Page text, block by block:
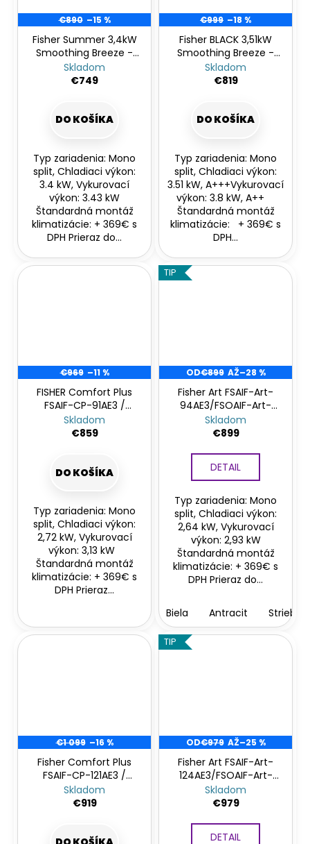
€890 –15 %
Fisher Summer 3,4kW
Smoothing Breeze -
bezprievanová
Skladom
€749
DO KOŠÍKA
Typ zariadenia: Mono
split, Chladiaci výkon:
3.4 kW, Vykurovací
výkon: 3.43 kW
Štandardná montáž
klimatizácie: + 369€ s
DPH Prieraz do...
€999 –18 %
Fisher BLACK 3,51kW
Smoothing Breeze -
bezprievanová
Skladom
€819
DO KOŠÍKA
Typ zariadenia: Mono
split, Chladiaci výkon:
3.51 kW, A+++Vykurovací
výkon: 3.8 kW, A++
Štandardná montáž
klimatizácie: + 369€ s
DPH...
€969 –11 %
FISHER Comfort Plus
FSAIF-CP-91AE3 /
FSOAIF-CP-91AE3
Skladom
€859
DO KOŠÍKA
Typ zariadenia: Mono
split, Chladiaci výkon:
2,72 kW, Vykurovací
výkon: 3,13 kW
Štandardná montáž
klimatizácie: + 369€ s
DPH Prieraz...
TIP
OD€899 AŽ–28 %
Fisher Art FSAIF-Art-
94AE3/FSOAIF-Art-
94AE3
Skladom
€899
DETAIL
Typ zariadenia: Mono
split, Chladiaci výkon:
2,64 kW, Vykurovací
výkon: 2,93 kW
Štandardná montáž
klimatizácie: + 369€ s
DPH Prieraz do...
Biela Antracit
€1 099 –16 %
Fisher Comfort Plus
FSAIF-CP-121AE3 /
FSOAIF-CP-121AE3
Skladom
€919
TIP
OD€979 AŽ–25 %
Fisher Art FSAIF-Art-
124AE3/FSOAIF-Art-
124AE3
Skladom
€979
DETAIL